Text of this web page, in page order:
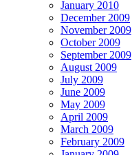
January 2010
December 2009
November 2009
October 2009
September 2009
August 2009
July 2009
June 2009
May 2009
April 2009
March 2009
February 2009